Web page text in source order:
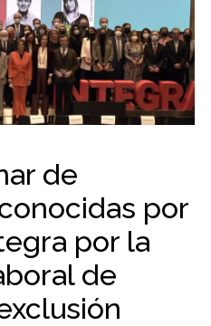
de
por
por la
de